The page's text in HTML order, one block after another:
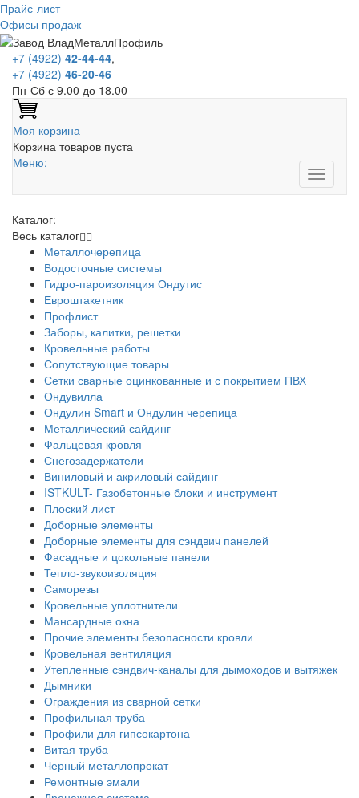
Прайс-лист
Офисы продаж
+7 (4922) 42-44-44,
+7 (4922) 46-20-46
Пн-Сб с 9.00 до 18.00
Моя корзина
Корзина товаров пуста
Меню:
Каталог:
Весь каталог
Металлочерепица
Водосточные системы
Гидро-пароизоляция Ондутис
Евроштакетник
Профлист
Заборы, калитки, решетки
Кровельные работы
Сопутствующие товары
Сетки сварные оцинкованные и с покрытием ПВХ
Ондувилла
Ондулин Smart и Ондулин черепица
Металлический сайдинг
Фальцевая кровля
Снегозадержатели
Виниловый и акриловый сайдинг
ISTKULT- Газобетонные блоки и инструмент
Плоский лист
Доборные элементы
Доборные элементы для сэндвич панелей
Фасадные и цокольные панели
Тепло-звукоизоляция
Саморезы
Кровельные уплотнители
Мансардные окна
Прочие элементы безопасности кровли
Кровельная вентиляция
Утепленные сэндвич-каналы для дымоходов и вытяжек
Дымники
Ограждения из сварной сетки
Профильная труба
Профили для гипсокартона
Витая труба
Черный металлопрокат
Ремонтные эмали